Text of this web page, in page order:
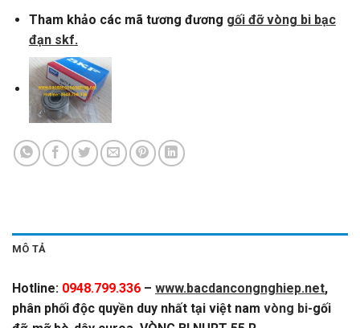
Tham khảo các mã tương đương gối đỡ vòng bi bạc
đạn skf.
MÔ TẢ
Hotline: 0948.799.336 – www.bacdancongnghiep.net,
phân phối độc quyền duy nhất tại việt nam vòng bi-gối